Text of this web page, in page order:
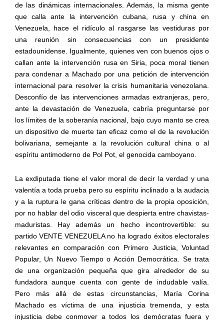
de las dinámicas internacionales. Además, la misma gente
que calla ante la intervención cubana, rusa y china en
Venezuela, hace el ridículo al rasgarse las vestiduras por
una reunión sin consecuencias con un presidente
estadounidense. Igualmente, quienes ven con buenos ojos o
callan ante la intervención rusa en Siria, poca moral tienen
para condenar a Machado por una petición de intervención
internacional para resolver la crisis humanitaria venezolana.
Desconfío de las intervenciones armadas extranjeras, pero,
ante la devastación de Venezuela, cabría preguntarse por
los límites de la soberanía nacional, bajo cuyo manto se crea
un dispositivo de muerte tan eficaz como el de la revolución
bolivariana, semejante a la revolución cultural china o al
espíritu antimoderno de Pol Pot, el genocida camboyano.
La exdiputada tiene el valor moral de decir la verdad y una
valentía a toda prueba pero su espíritu inclinado a la audacia
y a la ruptura le gana críticas dentro de la propia oposición,
por no hablar del odio visceral que despierta entre chavistas-
maduristas. Hay además un hecho incontrovertible: su
partido VENTE VENEZUELA no ha logrado éxitos electorales
relevantes en comparación con Primero Justicia, Voluntad
Popular, Un Nuevo Tiempo o Acción Democrática. Se trata
de una organización pequeña que gira alrededor de su
fundadora aunque cuenta con gente de indudable valía.
Pero más allá de estas circunstancias, María Corina
Machado es víctima de una injusticia tremenda, y esta
injusticia debe conmover a todos los demócratas fuera y